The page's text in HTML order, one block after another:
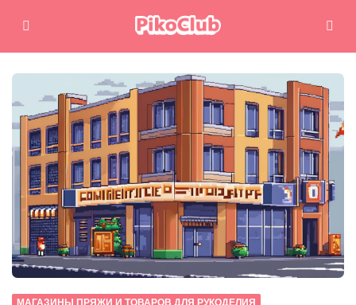
Меню Поиск
МАГАЗИНЫ ПРЯЖИ И ТОВАРОВ ДЛЯ РУКОДЕЛИЯ